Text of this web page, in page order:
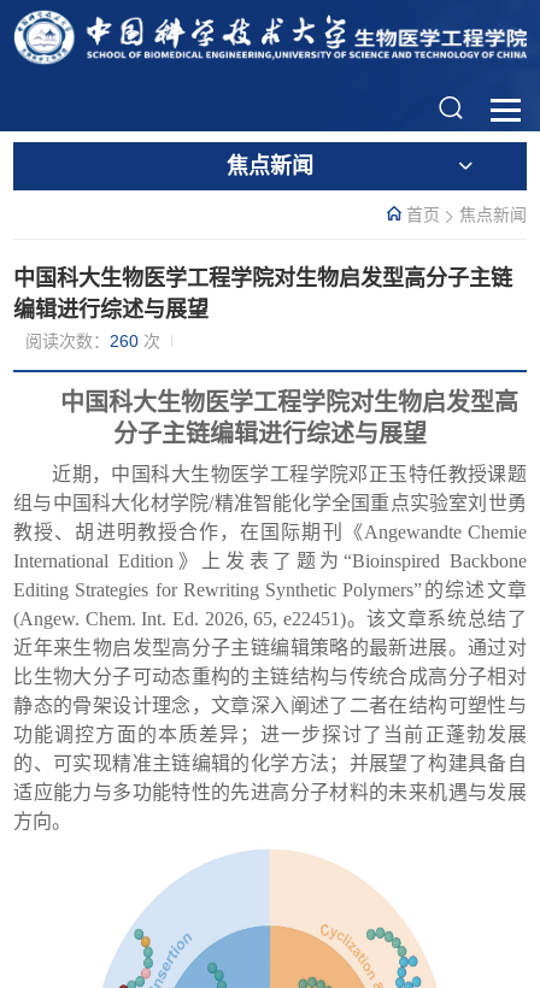
焦点新闻
首页 焦点新闻
​中国科大生物医学工程学院对生物启发型高分子主链
编辑进行综述与展望
阅读次数：260 次
中国科大生物医学工程学院对生物启发型高
分子主链编辑进行综述与展望
近期，中国科大生物医学工程学院邓正玉特任教授课题
组与中国科大化材学院/精准智能化学全国重点实验室刘世勇
教授、胡进明教授合作，在国际期刊《Angewandte Chemie
International Edition》上发表了题为“Bioinspired Backbone
Editing Strategies for Rewriting Synthetic Polymers”的综述文章
(Angew. Chem. Int. Ed. 2026, 65, e22451)。该文章系统总结了
近年来生物启发型高分子主链编辑策略的最新进展。通过对
比生物大分子可动态重构的主链结构与传统合成高分子相对
静态的骨架设计理念，文章深入阐述了二者在结构可塑性与
功能调控方面的本质差异；进一步探讨了当前正蓬勃发展
的、可实现精准主链编辑的化学方法；并展望了构建具备自
适应能力与多功能特性的先进高分子材料的未来机遇与发展
方向。